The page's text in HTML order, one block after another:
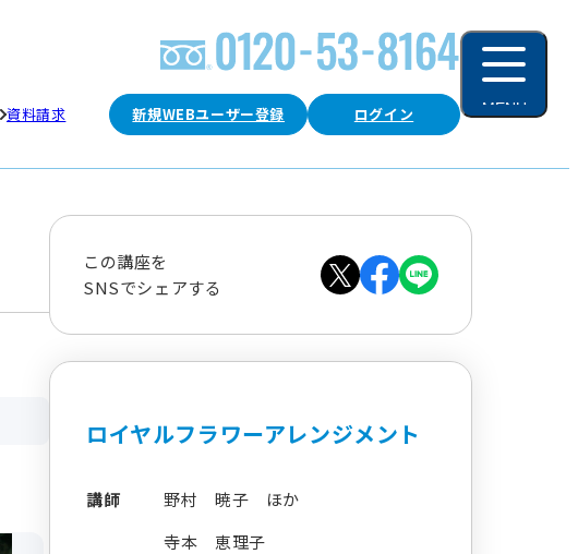
新規WEBユーザー登録 ログイン
資料請求 MENU
この講座を
SNSでシェアする
ロイヤルフラワーアレンジメント
講師
野村 暁子 ほか
寺本 恵理子